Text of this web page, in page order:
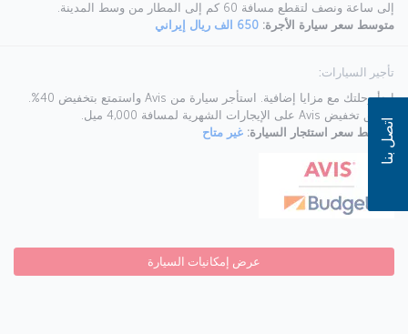
إلى ساعة ونصف لتقطع مسافة 60 كم إلى المطار من وسط المدينة.
متوسط سعر سيارة الأجرة: 650 الف ريال إيراني
تأجير السيارات:
ابدأ رحلتك مع مزايا إضافية. استأجر سيارة من Avis واستمتع بتخفيض 40%.
ينطبق تخفيض Avis على الإيجارات الشهرية لمسافة 4,000 ميل.
متوسط سعر استئجار السيارة: غير متاح
عرض إمكانيات السيارة
اتصل بنا